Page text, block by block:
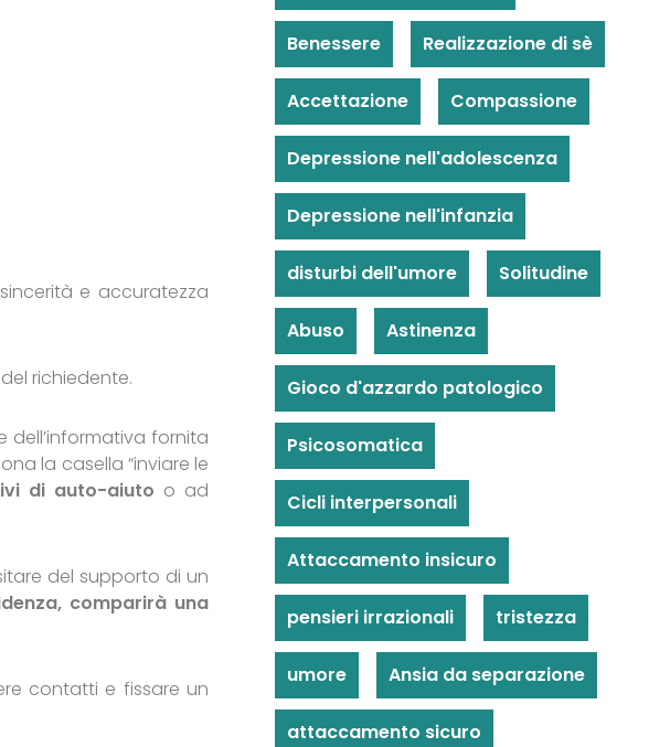
e accuratezza
richiedente.
fornita
la casella “inviare le
di auto-aiuto o ad
del supporto di un
comparirà una
contatti e fissare un
Benessere Realizzazione di sè
Accettazione Compassione
Depressione nell'adolescenza
Depressione nell'infanzia
disturbi dell'umore Solitudine
Abuso Astinenza
Gioco d'azzardo patologico
Psicosomatica
Cicli interpersonali
Attaccamento insicuro
pensieri irrazionali tristezza
umore Ansia da separazione
attaccamento sicuro